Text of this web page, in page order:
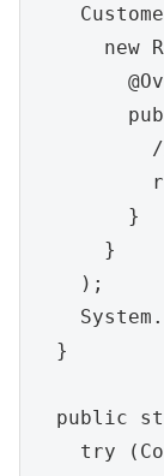
new
        }
      }
    );
  }
public
try